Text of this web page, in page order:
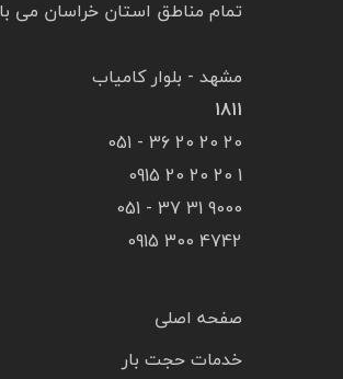
تمام مناطق استان خراسان می
مشهد - بلوار کامیاب
1811
20 20 20 36 - 051
1 20 20 20 0915
9000 31 37 - 051
4742 300 0915
صفحه اصلی
خدمات حجت بار